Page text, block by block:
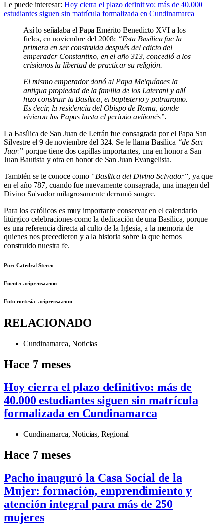
Le puede interesar: Hoy cierra el plazo definitivo: más de 40.000
estudiantes siguen sin matrícula formalizada en Cundinamarca
Así lo señalaba el Papa Emérito Benedicto XVI a los
fieles, en noviembre del 2008: “Esta Basílica fue la
primera en ser construida después del edicto del
emperador Constantino, en el año 313, concedió a los
cristianos la libertad de practicar su religión.
El mismo emperador donó al Papa Melquíades la
antigua propiedad de la familia de los Laterani y allí
hizo construir la Basílica, el baptisterio y patriarquio.
Es decir, la residencia del Obispo de Roma, donde
vivieron los Papas hasta el período aviñonés”.
La Basílica de San Juan de Letrán fue consagrada por el Papa San
Silvestre el 9 de noviembre del 324. Se le llama Basílica “de San
Juan” porque tiene dos capillas importantes, una en honor a San
Juan Bautista y otra en honor de San Juan Evangelista.
También se le conoce como “Basílica del Divino Salvador”, ya que
en el año 787, cuando fue nuevamente consagrada, una imagen del
Divino Salvador milagrosamente derramó sangre.
Para los católicos es muy importante conservar en el calendario
litúrgico celebraciones como la dedicación de una Basílica, porque
es una referencia directa al culto de la Iglesia, a la memoria de
quienes nos precedieron y a la historia sobre la que hemos
construido nuestra fe.
Por: Catedral Stereo
Fuente: aciprensa.com
Foto cortesía: aciprensa.com
RELACIONADO
Cundinamarca, Noticias
Hace 7 meses
Hoy cierra el plazo definitivo: más de
40.000 estudiantes siguen sin matrícula
formalizada en Cundinamarca
Cundinamarca, Noticias, Regional
Hace 7 meses
Pacho inauguró la Casa Social de la
Mujer: formación, emprendimiento y
atención integral para más de 250
mujeres